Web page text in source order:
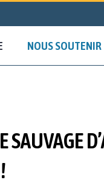
NOUS SOUTENIR